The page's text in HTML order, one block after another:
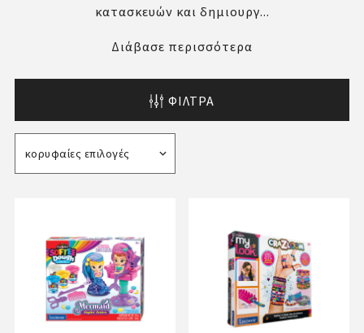
κατασκευών και δημιουργ...
Διάβασε περισσότερα
ΦΊΛΤΡΑ